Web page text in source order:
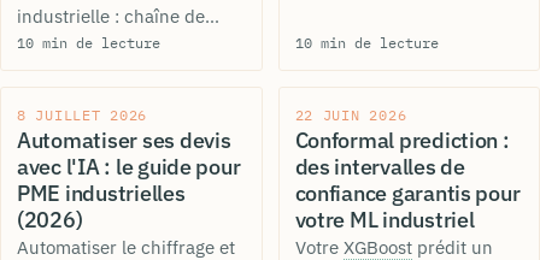
industrielle : chaîne de
mesure, capteurs,
IIoT. Périmètre, coûts et 7
10 min de lecture
Cas d'usage,ROIet
méthode.
10 min de lecture
8 JUILLET 2026
Automatiser ses devis
avec l'IA : le guide pour
PME industrielles
(2026)
Automatiser le chiffrage et
22 JUIN 2026
Conformal prediction :
des intervalles de
confiance garantis pour
votre ML industriel
Votre XGBoostprédit un